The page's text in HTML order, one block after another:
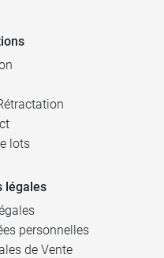
lots
légales
personnelles
de Vente